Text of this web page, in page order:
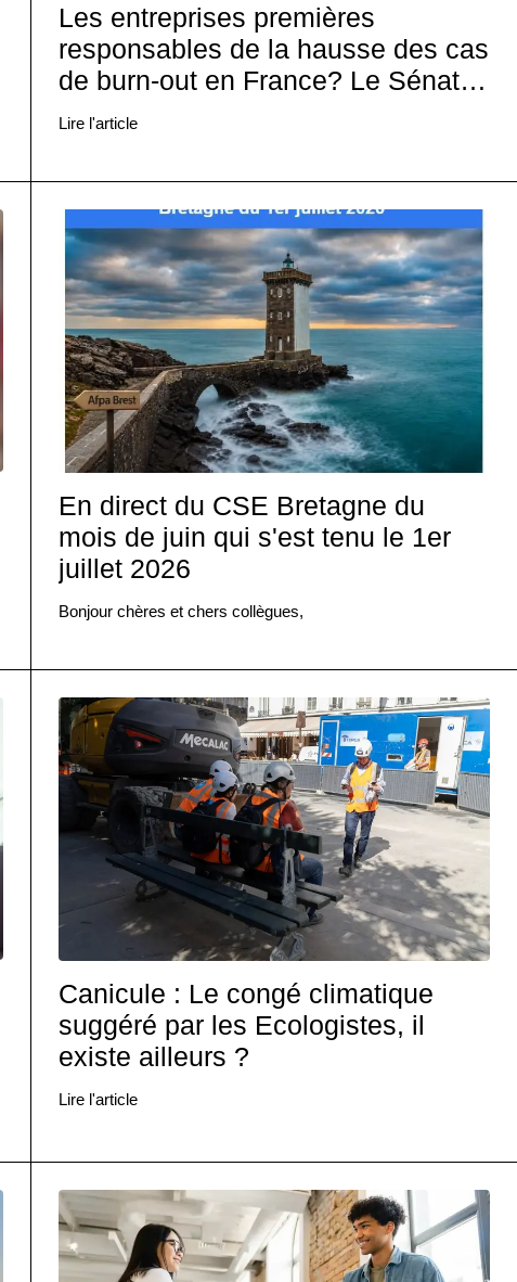
Les entreprises premières
responsables de la hausse des cas
de burn-out en France? Le Sénat
refuse de publier le rapport de sa
car il est jugé "trop orienté"
Lire l'article
En direct du CSE Bretagne du
mois de juin qui s'est tenu le 1er
juillet 2026
Bonjour chères et chers collègues,
Canicule : Le congé climatique
suggéré par les Ecologistes, il
existe ailleurs ?
Lire l'article